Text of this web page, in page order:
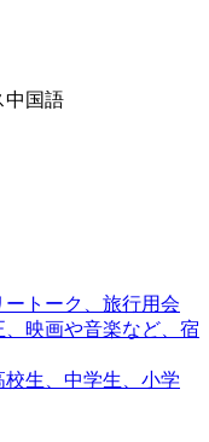
国語
トーク、旅行用会
映画や音楽など、宿
生、中学生、小学